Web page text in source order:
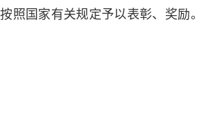
国家有关规定予以表彰、奖励。